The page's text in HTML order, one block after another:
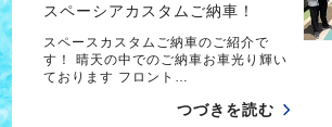
スペーシアカスタムご納車！
スペースカスタムご納車のご紹介で
す！ 晴天の中でのご納車お車光り輝い
ております フロント…
つづきを読む